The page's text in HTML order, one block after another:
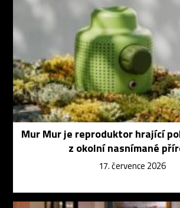
Mur Mur je reproduktor hrající
z okolní nasnímané
17. července 2026